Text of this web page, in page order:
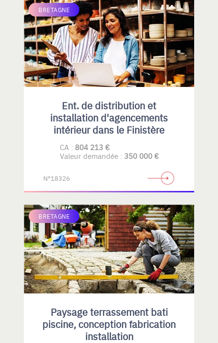
BRETAGNE
Ent. de distribution et
installation d'agencements
intérieur dans le Finistère
CA : 804 213 €
Valeur demandée : 350 000 €
N°18326
BRETAGNE
Paysage terrassement bati
piscine, conception fabrication
installation